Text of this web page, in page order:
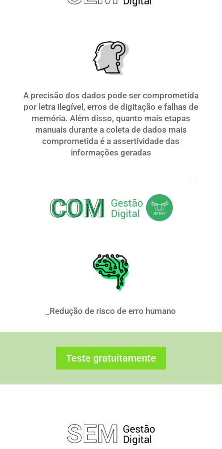
A precisão dos dados pode ser comprometida
por letra ilegível, erros de digitação e falhas de
memória. Além disso, quanto mais etapas
manuais durante a coleta de dados mais
comprometida é a assertividade das
informações geradas
_Redução de risco de erro humano
Teste gratuitamente